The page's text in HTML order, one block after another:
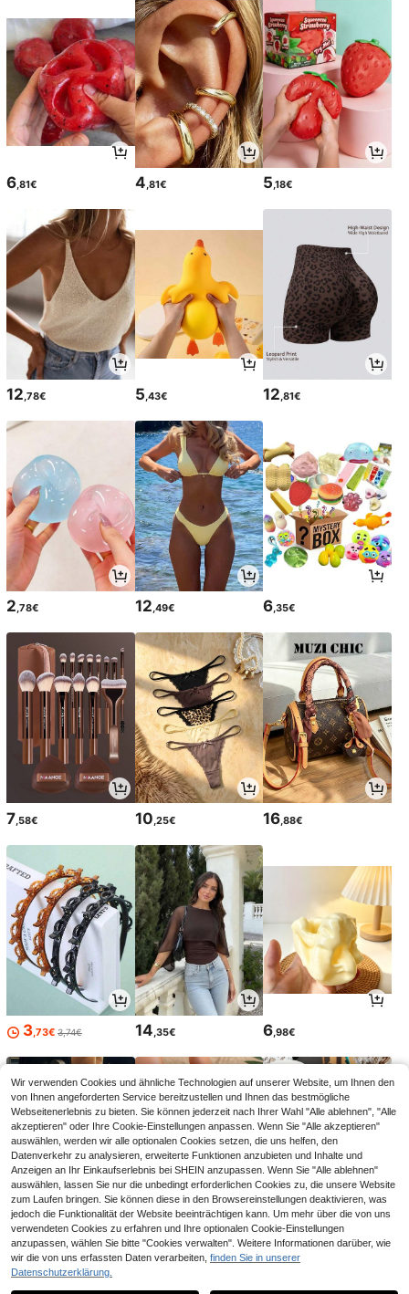
1
6 ,81€ 4 ,81€ 5 ,18€
12,78€ 5,43€ 12,81€
2,78€ 12,49€ 6,35€
7 ,58€ 10 ,25€ 16 ,88€
3,73€ 3,74€ 14 ,35€ 6 ,98€
11,84€11,87€ 17,84€ 4 ,78€
Wir verwenden Cookies und ähnliche Technologien auf unserer Website, um Ihnen den
von Ihnen angeforderten Service bereitzustellen und Ihnen das bestmögliche
Webseitenerlebnis zu bieten. Sie können jederzeit nach Ihrer Wahl "Alle ablehnen", "Alle
akzeptieren" oder Ihre Cookie-Einstellungen anpassen. Wenn Sie "Alle akzeptieren"
auswählen, werden wir alle optionalen Cookies setzen, die uns helfen, den
Datenverkehr zu analysieren, erweiterte Funktionen anzubieten und Inhalte und
Anzeigen an Ihr Einkaufserlebnis bei SHEIN anzupassen. Wenn Sie "Alle ablehnen"
auswählen, lassen Sie nur die unbedingt erforderlichen Cookies zu, die unsere Website
zum Laufen bringen. Sie können diese in den Browsereinstellungen deaktivieren, was
jedoch die Funktionalität der Website beeinträchtigen kann. Um mehr über die von uns
verwendeten Cookies zu erfahren und Ihre optionalen Cookie-Einstellungen
anzupassen, wählen Sie bitte "Cookies verwalten". Weitere Informationen darüber, wie
wir die von uns erfassten Daten verarbeiten, finden Sie in unserer
Datenschutzerklärung.